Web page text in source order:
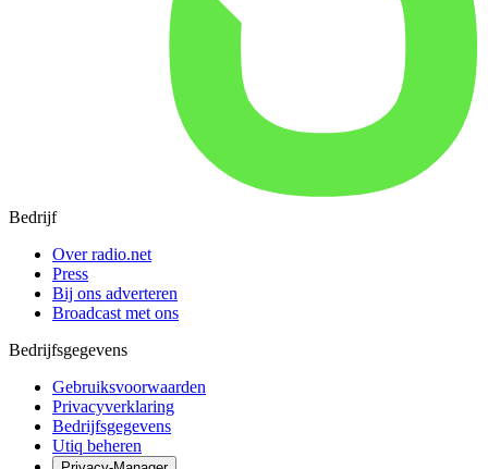
Bedrijf
Over radio.net
Press
Bij ons adverteren
Broadcast met ons
Bedrijfsgegevens
Gebruiksvoorwaarden
Privacyverklaring
Bedrijfsgegevens
Utiq beheren